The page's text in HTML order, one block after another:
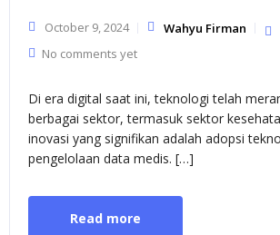
October 9, 2024 Wahyu Firman
No comments yet
Di era digital saat ini, teknologi telah
berbagai sektor, termasuk sektor
inovasi yang signifikan adalah adopsi
pengelolaan data medis. […]
Read more